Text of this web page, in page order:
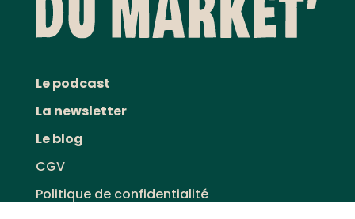
Le podcast
La newsletter
Le blog
CGV
Politique de confidentialité